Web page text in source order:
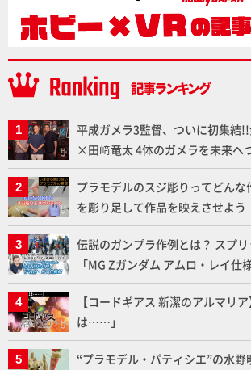
平成ガメラ3監督、ついに初集結
×田﨑竜太 4体のガメラを未来へ
メラ永久保存化プロジェクト
プラモデルのスジ彫りってどんな
を彫り足して作品を映えさせよう
いプラモデルの基礎：スジ彫りと
伝説のガンプラ作例とは？ スプ
「MG Zガンダム アムロ・レイ仕
ふたたび塗る!!【試し読み】
【コードギアス 新潔のアルマリ
は……」
“プラモデル・パティシエ”の水